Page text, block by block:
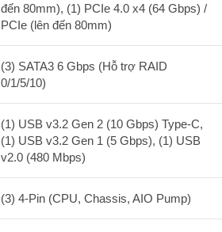
đến 80mm), (1) PCIe 4.0 x4 (64 Gbps) /
PCIe (lên đến 80mm)
(3) SATA3 6 Gbps (Hỗ trợ RAID
0/1/5/10)
(1) USB v3.2 Gen 2 (10 Gbps) Type-C,
(1) USB v3.2 Gen 1 (5 Gbps), (1) USB
v2.0 (480 Mbps)
(3) 4-Pin (CPU, Chassis, AIO Pump)